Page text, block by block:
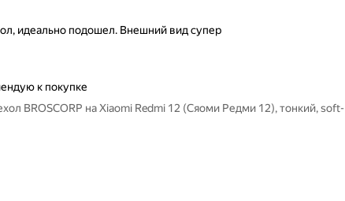
идеально подошел. Внешний вид супер
к покупке
BROSCORP на Xiaomi Redmi 12 (Сяоми Редми 12), тонкий, soft-